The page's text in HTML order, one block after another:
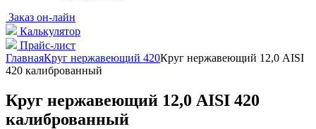
Заказ он-лайн
Калькулятор
Прайс-лист
ГлавнаяКруг нержавеющий 420Круг нержавеющий 12,0 AISI
420 калиброванный
Круг нержавеющий 12,0 AISI 420
калиброванный